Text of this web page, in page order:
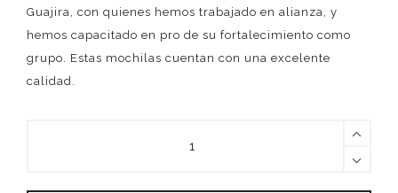
Guajira, con quienes hemos trabajado en alianza, y
hemos capacitado en pro de su fortalecimiento como
grupo. Estas mochilas cuentan con una excelente
calidad.